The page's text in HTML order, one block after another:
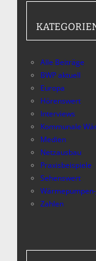
Alle Beiträge
BWP aktuell
Europa
Hörenswert
Interviews
Kommunale
Medien
Netzausbau
Praxisbeispiele
Sehenswert
Wärmepumpen-
Zahlen